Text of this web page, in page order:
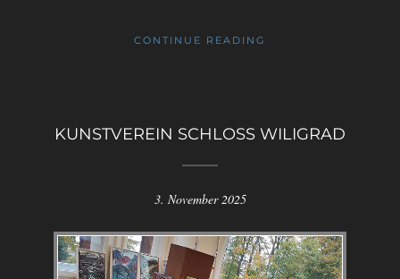
CONTINUE READING
KUNSTVEREIN SCHLOSS WILIGRAD
3. November 2025